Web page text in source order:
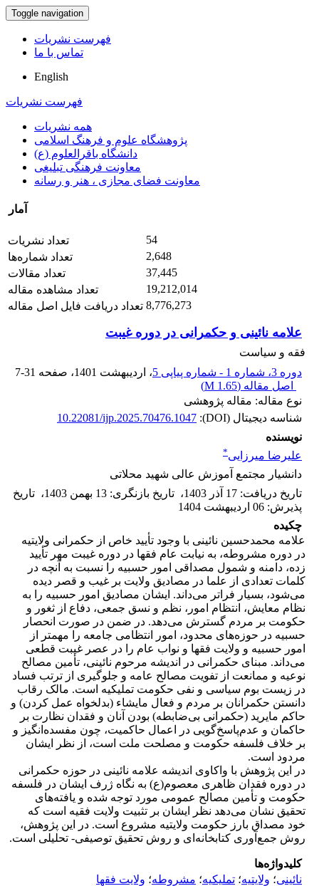
Toggle navigation
فهرست نشریات
تماس با ما
English
فهرست نشریات
همه نشریات
پژوهشگاه علوم و فرهنگ اسلامی
دانشگاه باقرالعلوم (ع)
معاونت فرهنگی تبلیغی
معاونت فضای مجازی ، هنر و رسانه
آمار
تعداد نشریات
54
تعداد شماره‌ها
2,648
تعداد مقالات
37,445
تعداد مشاهده مقاله
19,212,014
تعداد دریافت فایل اصل مقاله 8,776,273
علامه نائینی و حکمرانی در دوره غیبت
فقه و سیاست
دوره 3، شماره 1 - شماره پیاپی 5
، اردیبهشت 1401 ، صفحه 7-31
اصل مقاله (1.65 M
)
نوع مقاله: مقاله پژوهشی
شناسه دیجیتال (DOI):
10.22081/ijp.2025.70476.1047
نویسنده
علیرضا میرزایی*
دانشیار مجتمع آموزش عالی شهید محلاتی
تاریخ دریافت: 17 آذر 1403 ، تاریخ بازنگری: 13 بهمن 1403 ، تاریخ
پذیرش: 06 اردیبهشت 1404
چکیده
علامه محمدحسین نائینی با وجود تأیید خاص از حکمرانی ولایتیه
در دوره مشروطه، به نیابت عام فقها در دوره غیبت مهر تأیید
زده، دامنه و شمول مصداقی امور حسبیه را نسبت به آنچه در
کلمات تعدادی از علما در مصادیق ولایت بر غیب و قصر دیده
می‌شود، بسیار فراتر می‌داند. ایشان مصادیق امور حسبیه را به
نظام معایش، انتظام امور، نظم و نسق جمعی، دفاع از ثغور و
حکومت بر مردم گسترش می‌دهد. در ضمن در صورت انحصار
حسبیه در حوزه‌های محدود، امور انتظامی جامعه را مهمتر از
امور حسبیه و ولایت فقها و نواب عام را در عصر غیبت قطعی
می‌داند. مبنای حکمرانی در اندیشه مرحوم نائینی، تأمین مصالح
نوعیه و ممانعت از تفویت مصالح عامه و جلوگیری از ترتب فساد
در زیست بوم سیاسی و نفی حکومت تملیکیه است. مالک رقاب
دانستن حکمرانان بر مردم و فعال مایشاء (بدلخواه عمل کردن) و
حاکم مایرید (حکمرانی بی‌ضابطه) بودن آنان و فقدان نظارت بر
حاکمان و عدم‌پاسخ‌گویی در اعمال حاکمیت، چون مفسده‌انگیز و
بر خلاف فلسفه حکومت و مصلحت ملت است، از نظر ایشان
مردود است.
در این پژوهش با واکاوی اندیشه علامه نائینی در حوزه حکمرانی
در دوره فقدان ظاهری معصوم(ع) به نگاه ژرف ایشان در فلسفه
حکومت و تأمین مصالح عمومی مورد توجه شده و یافته‌های
تحقیق نشان می‌دهد نظر ایشان بر تثبیت ولایت فقیه است که
خود مصداق بارز حکومت ولایتیه مشروع است. در این پژوهش،
روش جمع‌آوری کتابخانه‌ای و روش تحقیق توصیفی- تحلیلی است.
کلیدواژه‌ها
نائینی؛ ولایتیه؛ تملیکیه؛ مشروطه؛ ولایت فقها